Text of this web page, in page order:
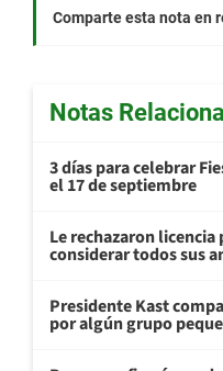
Comparte esta nota en
Notas
3 días para celebrar
el 17 de septiembre
Le rechazaron
considerar todos sus
Presidente Kast
por algún grupo